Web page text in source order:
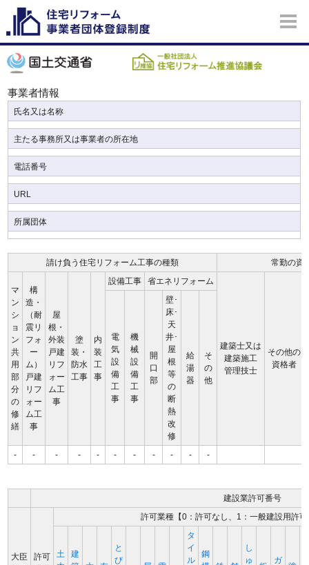
事業者情報
氏名又は名称
主たる事務所又は事業者の所在地
電話番号
URL
所属団体
請け負う住宅リフォーム工事の種類 常勤の資
マ
ン
シ
ョ
ン
共
用
部
分
の
修
繕
構
造・
（耐
震リ
フォ
ー
ム）
戸建
リフ
ォー
ム工
事
屋
根・
外装
戸建
リフ
ォー
ム工
事
塗
装・
防水
工事
内
装
工
事
設備工事 省エネリフォーム
建築士又は
建築施工
管理技士
その他の
資格者
電
気
設
備
工
事
機
械
設
備
工
事
開
口
部
壁･
床･
天
井･
屋
根
等
の
断
熱
改
修
給
湯
器
そ
の
他
- - - - - - - - - - -
建設業許可番号
大臣
許可
許可業種【0：許可なし、1：一般建設用許
土
建
と
び
タ
イ
ル
鋼
し
ゅ
ガ